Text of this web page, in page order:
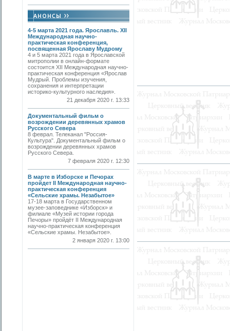
4-5 марта 2021 года. Ярославль. XII
Международная научно-
практическая конференция,
посвященная Ярославу Мудрому
4 и 5 марта 2021 года в Ярославской
митрополии в онлайн-формате
состоится XII Международная научно-
практическая конференция «Ярослав
Мудрый. Проблемы изучения,
сохранения и интерпретации
историко-культурного наследия».
21 декабря 2020 г. 13:33
Документальный фильм о
возрождении деревянных храмов
Русского Севера
8 феврал. Телеканал "Россия-
Культура". Документальный фильм о
возрождении деревянных храмов
Русского Севера.
7 февраля 2020 г. 12:30
В марте в Изборске и Печорах
пройдет II Международная научно-
практическая конференция
«Сельские храмы. Незабытое»
17-18 марта в Государственном
музее-заповеднике «Изборск» и
филиале «Музей истории города
Печоры» пройдёт II Международная
научно-практическая конференция
«Сельские храмы. Незабытое».
2 января 2020 г. 13:00